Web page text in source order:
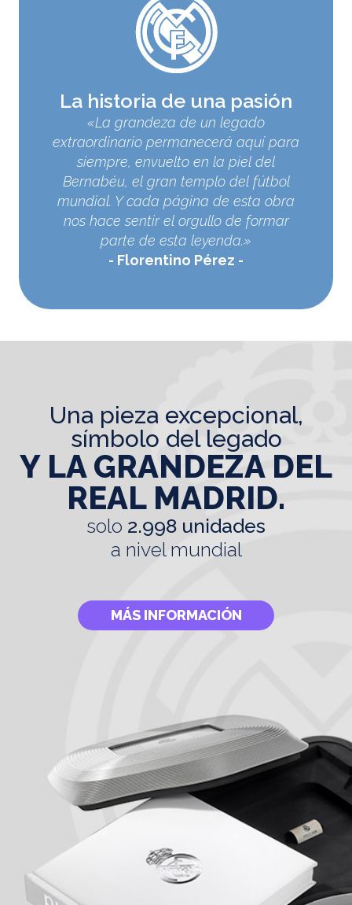
La historia de una pasión
«La grandeza de un legado
extraordinario permanecerá aquí para
siempre, envuelto en la piel del
Bernabéu, el gran templo del fútbol
mundial. Y cada página de esta obra
nos hace sentir el orgullo de formar
parte de esta leyenda.»
Florentino Pérez
una pieza excepcional,
símbolo del legado
Y LA GRANDEZA DEL
REAL MADRID.
solo 2.998 unidades
a nivel mundial
MÁS INFORMACIÓN